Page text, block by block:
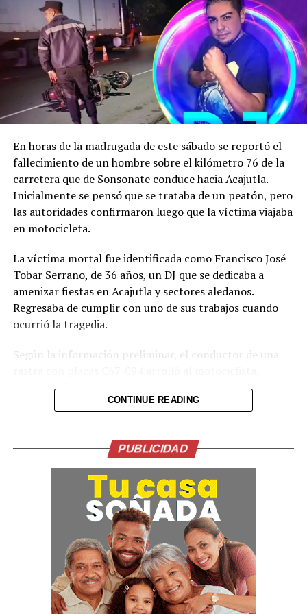
Sin hacer referencia directa a los señalamientos,
Cardoza manifestó que no hablaría del tema por
tratarse de «problemas muy delicados» y pidió a los
usuarios que dejaran de hacer preguntas relacionadas
con la denuncia.
Reproductor
vídeo
00:00 00:50
En horas de la madrugada de este sábado se reportó el
fallecimiento de un hombre sobre el kilómetro 76 de la
carretera que de Sonsonate conduce hacia Acajutla.
Inicialmente se pensó que se trataba de un peatón, pero
las autoridades confirmaron luego que la víctima viajaba
en motocicleta.
La víctima mortal fue identificada como Francisco José
Tobar Serrano, de 36 años, un DJ que se dedicaba a
amenizar fiestas en Acajutla y sectores aledaños.
Regresaba de cumplir con uno de sus trabajos cuando
ocurrió la tragedia.
Según la información preliminar, el conductor de una
provocando que perdiera la vida de manera inmediata en
el lugar de los hechos.
conductor de la rastra fue arrestado mientras se
realizan las investigaciones correspondientes”,
señalaron las autoridades.
La Policía y la Fiscalía continúan con las diligencias para
establecer las circunstancias exactas del accidente y
determinar las responsabilidades correspondientes.
CONTINUE READING
PUBLICIDAD